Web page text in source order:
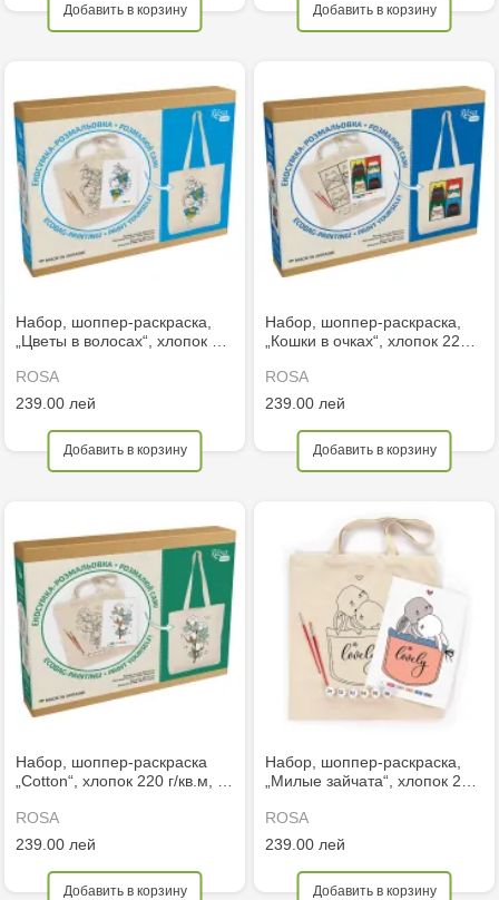
Добавить в корзину Добавить в корзину
Набор, шоппер-раскраска,
„Цветы в волосах“, хлопок …
ROSA
239.00 лей
Добавить в корзину
Набор, шоппер-раскраска,
„Кошки в очках“, хлопок 22…
ROSA
239.00 лей
Добавить в корзину
Набор, шоппер-раскраска
„Cotton“, хлопок 220 г/кв.м, …
ROSA
239.00 лей
Добавить в корзину
Набор, шоппер-раскраска,
„Милые зайчата“, хлопок 2…
ROSA
239.00 лей
Добавить в корзину